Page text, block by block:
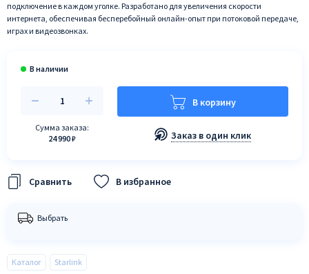
подключение в каждом уголке. Разработано для увеличения скорости
интернета, обеспечивая бесперебойный онлайн-опыт при потоковой передаче,
играх и видеозвонках.
Сумма заказа:
24 990 ₽
В корзину
Заказ в один клик
В избранное
Выбрать
Каталог Starlink